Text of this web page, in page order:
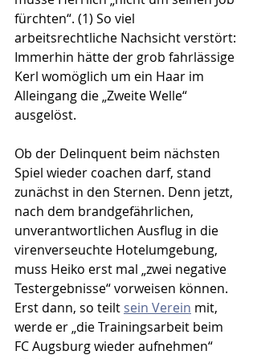
fürchten“. (1) So viel
arbeitsrechtliche Nachsicht verstört:
Immerhin hätte der grob fahrlässige
Kerl womöglich um ein Haar im
Alleingang die „Zweite Welle“
ausgelöst.
Ob der Delinquent beim nächsten
Spiel wieder coachen darf, stand
zunächst in den Sternen. Denn jetzt,
nach dem brandgefährlichen,
unverantwortlichen Ausflug in die
virenverseuchte Hotelumgebung,
muss Heiko erst mal „zwei negative
Testergebnisse“ vorweisen können.
Erst dann, so teilt sein Verein mit,
werde er „die Trainingsarbeit beim
FC Augsburg wieder aufnehmen“